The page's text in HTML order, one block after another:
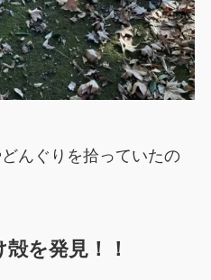
んぐりを拾っていたの
を発見！！